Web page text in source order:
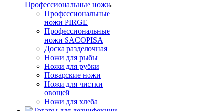
Профессиональные ножи
Профессиональные
ножи PIRGE
Профессиональные
ножи SACOPISA
Доска разделочная
Ножи для рыбы
Ножи для рубки
Поварские ножи
Ножи для чистки
овощей
Ножи для хлеба